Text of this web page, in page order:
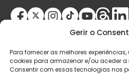
Gerir o
Para fornecer as melhores
cookies para armazenar e/ou aceder
Consentir com essas tecnologias nos